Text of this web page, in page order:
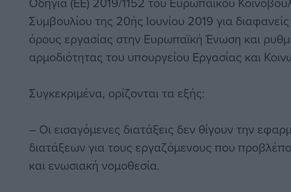
Συμβουλίου της 20ής Ιουνίου 2019 για
όρους εργασίας στην Ευρωπαϊκή Ένωση και
αρμοδιότητας του υπουργείου Εργασίας και
Συγκεκριμένα, ορίζονται τα εξής:
– Οι εισαγόμενες διατάξεις δεν θίγουν την
διατάξεων για τους εργαζόμενους που
και ενωσιακή νομοθεσία.